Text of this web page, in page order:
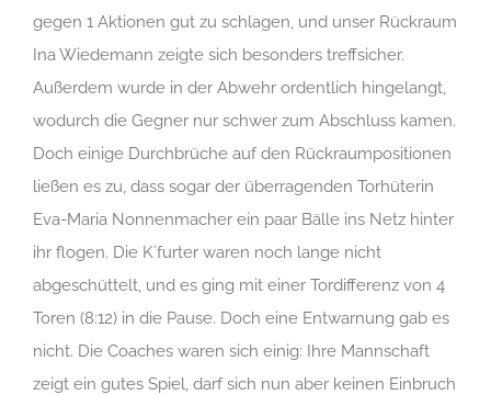
gegen 1 Aktionen gut zu schlagen, und unser Rückraum
Ina Wiedemann zeigte sich besonders treffsicher.
Außerdem wurde in der Abwehr ordentlich hingelangt,
wodurch die Gegner nur schwer zum Abschluss kamen.
Doch einige Durchbrüche auf den Rückraumpositionen
ließen es zu, dass sogar der überragenden Torhüterin
Eva-Maria Nonnenmacher ein paar Bälle ins Netz hinter
ihr flogen. Die K´furter waren noch lange nicht
abgeschüttelt, und es ging mit einer Tordifferenz von 4
Toren (8:12) in die Pause. Doch eine Entwarnung gab es
nicht. Die Coaches waren sich einig: Ihre Mannschaft
zeigt ein gutes Spiel, darf sich nun aber keinen Einbruch